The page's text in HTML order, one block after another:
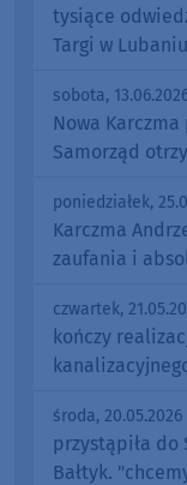
tysiące
Targi w
sobota,
Nowa
Samorząd
poniedziałek,
Karczma
zaufania i
czwartek,
kończy
środa, 20.05.2026
przystąpiła do
Bałtyk.